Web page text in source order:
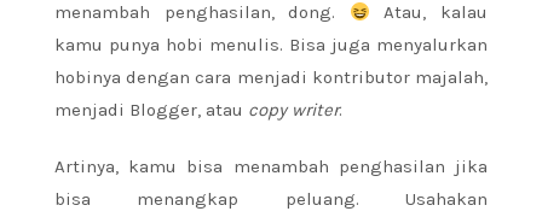
menambah penghasilan, dong.
Atau, kalau
kamu punya hobi menulis. Bisa juga menyalurkan
hobinya dengan cara menjadi kontributor majalah,
menjadi Blogger, atau copy writer.
Artinya, kamu bisa menambah penghasilan jika
bisa menangkap peluang. Usahakan